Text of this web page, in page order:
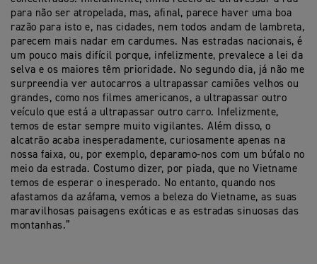
para não ser atropelada, mas, afinal, parece haver uma boa
razão para isto e, nas cidades, nem todos andam de lambreta,
parecem mais nadar em cardumes. Nas estradas nacionais, é
um pouco mais difícil porque, infelizmente, prevalece a lei da
selva e os maiores têm prioridade. No segundo dia, já não me
surpreendia ver autocarros a ultrapassar camiões velhos ou
grandes, como nos filmes americanos, a ultrapassar outro
veículo que está a ultrapassar outro carro. Infelizmente,
temos de estar sempre muito vigilantes. Além disso, o
alcatrão acaba inesperadamente, curiosamente apenas na
nossa faixa, ou, por exemplo, deparamo-nos com um búfalo no
meio da estrada. Costumo dizer, por piada, que no Vietname
temos de esperar o inesperado. No entanto, quando nos
afastamos da azáfama, vemos a beleza do Vietname, as suas
maravilhosas paisagens exóticas e as estradas sinuosas das
montanhas.”